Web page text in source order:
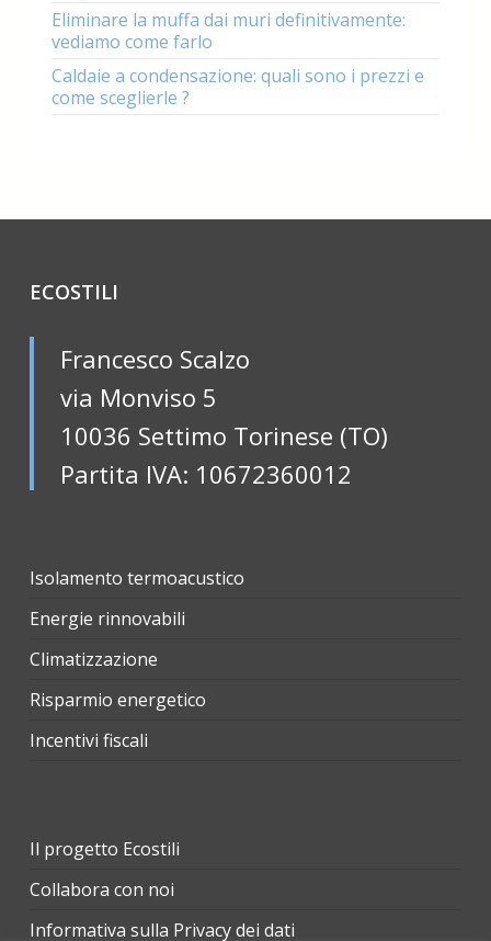
Eliminare la muffa dai muri definitivamente:
vediamo come farlo
Caldaie a condensazione: quali sono i prezzi e
come sceglierle ?
ECOSTILI
Francesco Scalzo
via Monviso 5
10036 Settimo Torinese (TO)
Partita IVA: 10672360012
Isolamento termoacustico
Energie rinnovabili
Climatizzazione
Risparmio energetico
Incentivi fiscali
Il progetto Ecostili
Collabora con noi
Informativa sulla Privacy dei dati